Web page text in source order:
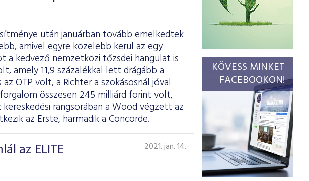
után januárban tovább emelkedtek
amivel egyre közelebb kerül az egy
kedvező nemzetközi tőzsdei hangulat is
amely 11,9 százalékkal lett drágább a
OTP volt, a Richter a szokásosnál jóval
összesen 245 milliárd forint volt,
rangsorában a Wood végzett az
az Erste, harmadik a Concorde.
az ELITE
2021. jan. 14.
KÖVESS MINKET
FACEBOOKON!